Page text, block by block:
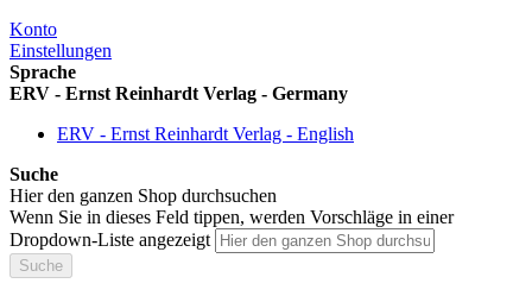
Konto
Einstellungen
Sprache
ERV - Ernst Reinhardt Verlag - Germany
ERV - Ernst Reinhardt Verlag - English
Suche
Hier den ganzen Shop durchsuchen
Wenn Sie in dieses Feld tippen, werden Vorschläge in einer
Dropdown-Liste angezeigt
Suche